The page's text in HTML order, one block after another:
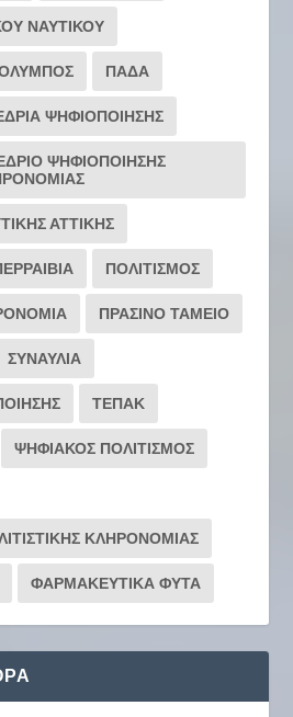
ΝΑΥΤΙΚΟΥ
ΠΑΔΑ
ΨΗΦΙΟΠΟΙΗΣΗΣ
ΨΗΦΙΟΠΟΙΗΣΗΣ
ΑΤΤΙΚΗΣ
ΠΟΛΙΤΙΣΜΟΣ
ΠΡΑΣΙΝΟ ΤΑΜΕΙΟ
ΣΥΝΑΥΛΙΑ
ΤΕΠΑΚ
ΨΗΦΙΑΚΟΣ ΠΟΛΙΤΙΣΜΟΣ
ΚΛΗΡΟΝΟΜΙΑΣ
ΦΑΡΜΑΚΕΥΤΙΚΑ ΦΥΤΑ